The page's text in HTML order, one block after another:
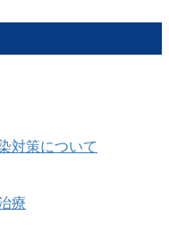
対策について
療